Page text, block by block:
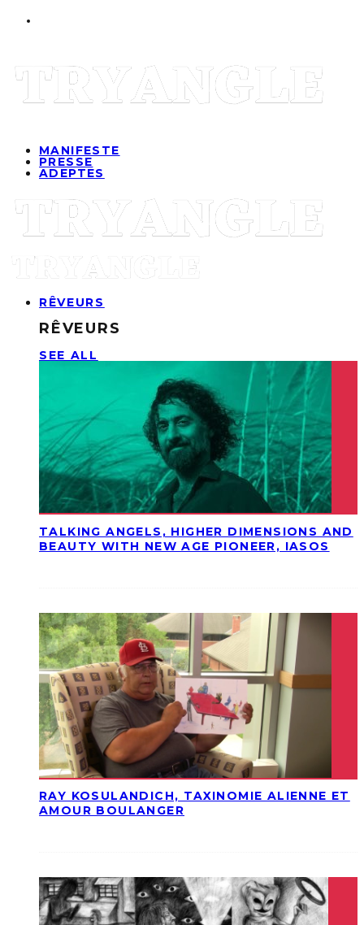
MANIFESTE
PRESSE
ADEPTES
RÊVEURS
RÊVEURS
SEE ALL
TALKING ANGELS, HIGHER DIMENSIONS AND
BEAUTY WITH NEW AGE PIONEER, IASOS
RAY KOSULANDICH, TAXINOMIE ALIENNE ET
AMOUR BOULANGER